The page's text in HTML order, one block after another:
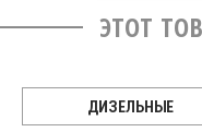
ЭТОТ
ДИЗЕЛЬНЫЕ